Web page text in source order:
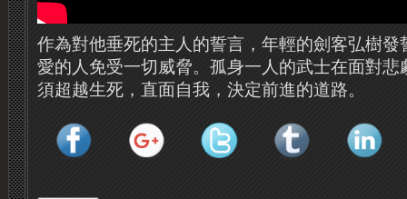
作為對他垂死的主人的誓言，年輕的劍客弘樹發
愛的人免受一切威脅。孤身一人的武士在面對悲
須超越生死，直面自我，決定前進的道路。